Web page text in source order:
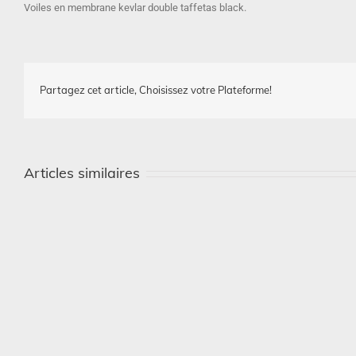
Voiles en membrane kevlar double taffetas black.
Partagez cet article, Choisissez votre Plateforme!
Articles similaires